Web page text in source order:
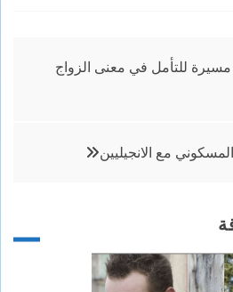
للتأمل في معنى الزواج
مع الانجيليين